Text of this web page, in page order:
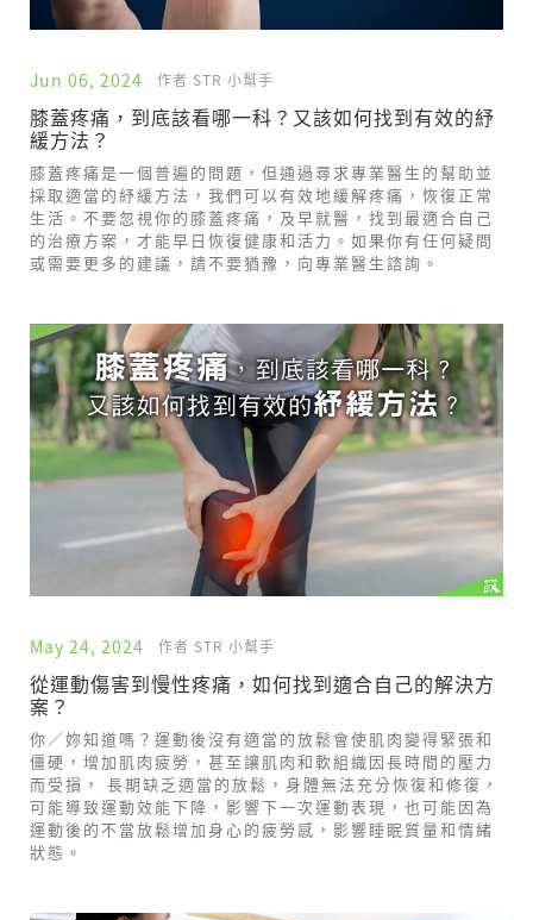
Jun 06, 2024 作者 STR 小幫手
膝蓋疼痛，到底該看哪一科？又該如何找到有效的紓
緩方法？
膝蓋疼痛是一個普遍的問題，但通過尋求專業醫生的幫助並
採取適當的紓緩方法，我們可以有效地緩解疼痛，恢復正常
生活。不要忽視你的膝蓋疼痛，及早就醫，找到最適合自己
的治療方案，才能早日恢復健康和活力。如果你有任何疑問
或需要更多的建議，請不要猶豫，向專業醫生諮詢。
May 24, 2024 作者 STR 小幫手
從運動傷害到慢性疼痛，如何找到適合自己的解決方
案？
你／妳知道嗎？運動後沒有適當的放鬆會使肌肉變得緊張和
僵硬，增加肌肉疲勞，甚至讓肌肉和軟組織因長時間的壓力
而受損， 長期缺乏適當的放鬆，身體無法充分恢復和修復，
可能導致運動效能下降，影響下一次運動表現，也可能因為
運動後的不當放鬆增加身心的疲勞感，影響睡眠質量和情緒
狀態。